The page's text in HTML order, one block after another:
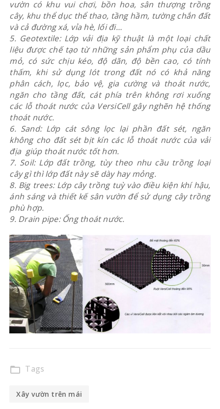
vườn có khu vui chơi, bồn hoa, sân thượng trồng
cây, khu thể dục thể thao, tầng hầm, tường chắn đất
và cả đường xá, vỉa hè, lối đi…
5. Geotextile: Lớp vải địa kỹ thuật là một loại chất
liệu được chế tạo từ những sản phẩm phụ của dầu
mỏ, có sức chịu kéo, độ dãn, độ bền cao, có tính
thấm, khi sử dụng lót trong đất nó có khả năng
phân cách, lọc, bảo vệ, gia cường và thoát nước,
ngăn cho tầng đất, cát phía trên không rơi xuống
các lỗ thoát nước của VersiCell gây nghẽn hệ thống
thoát nước.
6. Sand: Lớp cát sông lọc lại phần đất sét, ngăn
không cho đất sét bịt kín các lỗ thoát nước của vải
địa giúp thoát nước tốt hơn.
7. Soil: Lớp đất trồng, tùy theo nhu cầu trồng loại
cây gì thì lớp đất này sẽ dày hay mỏng.
8. Big trees: Lớp cây trồng tuỳ vào điều kiện khí hậu,
ánh sáng và thiết kế sân vườn để sử dụng cây trồng
phù hợp.
9. Drain pipe: Ống thoát nước.
folder_open Tags
Xây vườn trên mái